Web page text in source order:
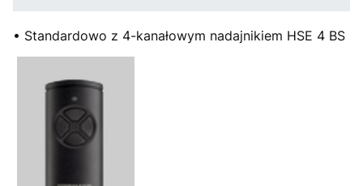
• Standardowo z 4-kanałowym nadajnikiem HSE 4 BS